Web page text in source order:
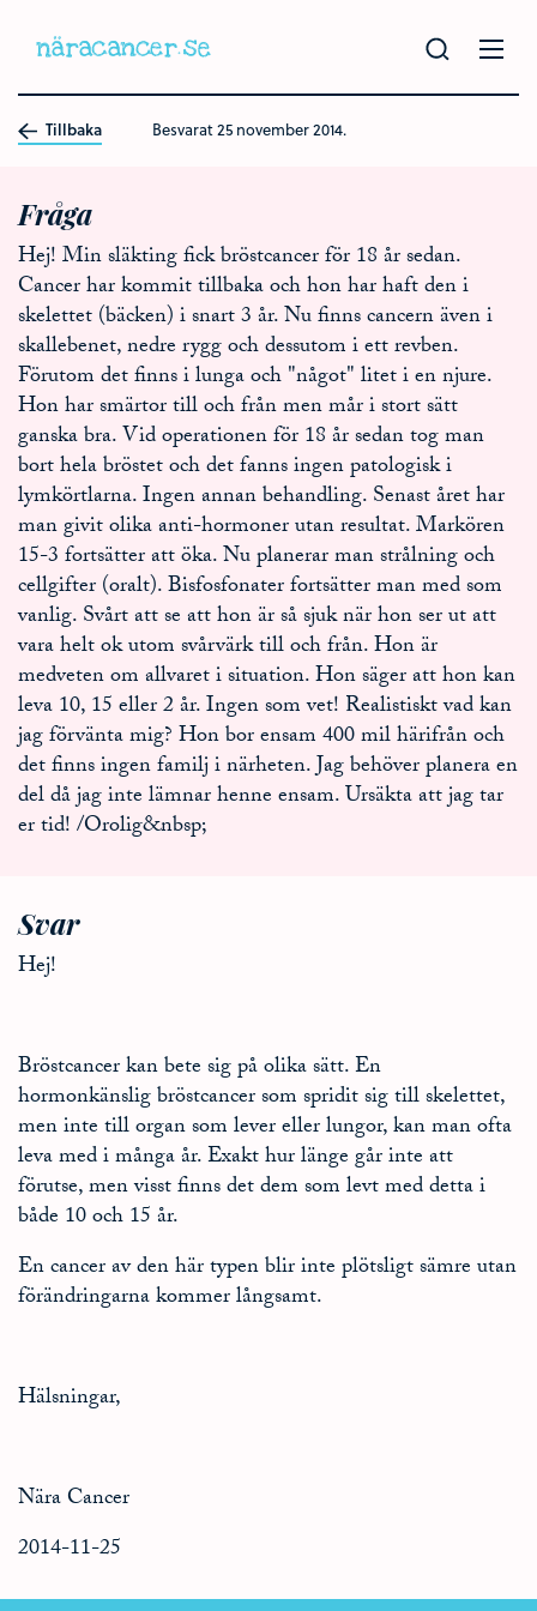
Tillbaka Besvarat25 november 2014.
Fråga
Hej! Min släkting fick bröstcancer för 18 år sedan.
Cancer har kommit tillbaka och hon har haft den i
skelettet (bäcken) i snart 3 år. Nu finns cancern även i
skallebenet, nedre rygg och dessutom i ett revben.
Förutom det finns i lunga och "något" litet i en njure.
Hon har smärtor till och från men mår i stort sätt
ganska bra. Vid operationen för 18 år sedan tog man
bort hela bröstet och det fanns ingen patologisk i
lymkörtlarna. Ingen annan behandling. Senast året har
man givit olika anti-hormoner utan resultat. Markören
15-3 fortsätter att öka. Nu planerar man strålning och
cellgifter (oralt). Bisfosfonater fortsätter man med som
vanlig. Svårt att se att hon är så sjuk när hon ser ut att
vara helt ok utom svårvärk till och från. Hon är
medveten om allvaret i situation. Hon säger att hon kan
leva 10, 15 eller 2 år. Ingen som vet! Realistiskt vad kan
jag förvänta mig? Hon bor ensam 400 mil härifrån och
det finns ingen familj i närheten. Jag behöver planera en
del då jag inte lämnar henne ensam. Ursäkta att jag tar
er tid! /Orolig&nbsp;
Svar
Hej!
Bröstcancer kan bete sig på olika sätt. En
hormonkänslig bröstcancer som spridit sig till skelettet,
men inte till organ som lever eller lungor, kan man ofta
leva med i många år. Exakt hur länge går inte att
förutse, men visst finns det dem som levt med detta i
både 10 och 15 år.
En cancer av den här typen blir inte plötsligt sämre utan
förändringarna kommer långsamt.
Hälsningar,
Nära Cancer
2014-11-25